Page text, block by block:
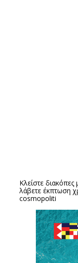
Κλείστε
λάβετε έκπτωση
cosmopoliti